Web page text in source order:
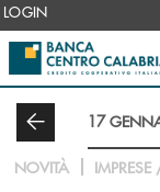
Salta al contenuto
LOGIN
17
NOVITÀ